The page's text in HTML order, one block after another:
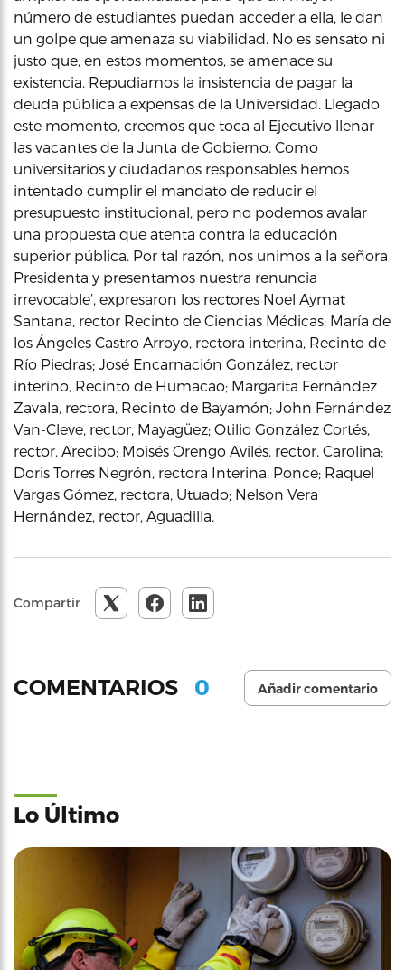
número de estudiantes puedan acceder a ella, le dan
un golpe que amenaza su viabilidad. No es sensato ni
justo que, en estos momentos, se amenace su
existencia. Repudiamos la insistencia de pagar la
deuda pública a expensas de la Universidad. Llegado
este momento, creemos que toca al Ejecutivo llenar
las vacantes de la Junta de Gobierno. Como
universitarios y ciudadanos responsables hemos
intentado cumplir el mandato de reducir el
presupuesto institucional, pero no podemos avalar
una propuesta que atenta contra la educación
superior pública. Por tal razón, nos unimos a la señora
Presidenta y presentamos nuestra renuncia
irrevocable’, expresaron los rectores Noel Aymat
Santana, rector Recinto de Ciencias Médicas; María de
los Ángeles Castro Arroyo, rectora interina, Recinto de
Río Piedras; José Encarnación González, rector
interino, Recinto de Humacao; Margarita Fernández
Zavala, rectora, Recinto de Bayamón; John Fernández
Van-Cleve, rector, Mayagüez; Otilio González Cortés,
rector, Arecibo; Moisés Orengo Avilés, rector, Carolina;
Doris Torres Negrón, rectora Interina, Ponce; Raquel
Vargas Gómez, rectora, Utuado; Nelson Vera
Hernández, rector, Aguadilla.
Compartir
COMENTARIOS 0 Añadir comentario
Lo Último